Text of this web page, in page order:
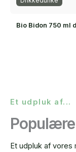
Bio Bidon 750 ml
Et udpluk af...
Et udpluk af